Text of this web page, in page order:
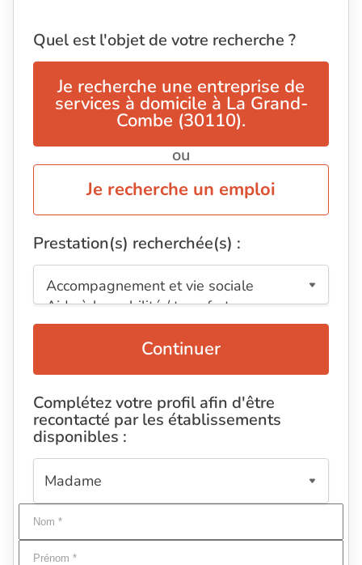
Quel est l'objet de votre recherche ?
Je recherche une entreprise de
services à domicile à La Grand-
Combe (30110).
ou
Je recherche un emploi
Prestation(s) recherchée(s) :
Continuer
Complétez votre profil afin d'être
recontacté par les établissements
disponibles :